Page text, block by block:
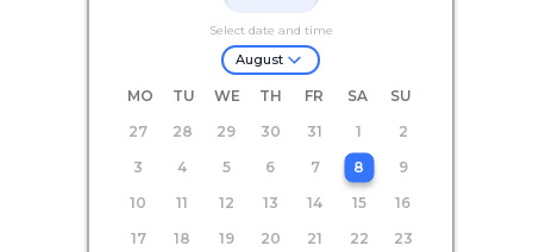
Select date and time
August
MO TU WE TH FR SA
SU
27
28 29 30 31 1
2
3
4 5 6 7 8
9
10
11 12 13 14 15
16
17
18 19 20 21 22
23